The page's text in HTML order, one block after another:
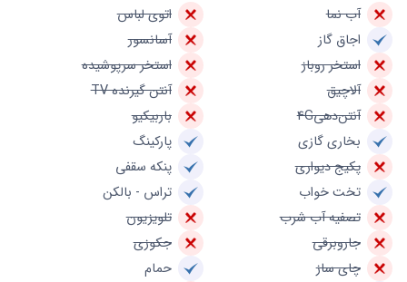
آب نما
اتوی لباس
اجاق گاز
آسانسور
استخر روباز
استخر سرپوشیده
آلاچیق
آنتن گیرنده TV
آنتن‌دهی4G
باربیکیو
بخاری گازی
پارکینگ
پکیج دیواری
پنکه سقفی
تخت خواب
تراس - بالکن
تصفیه آب شرب
تلویزیون
جاروبرقی
جکوزی
چای ساز
حمام